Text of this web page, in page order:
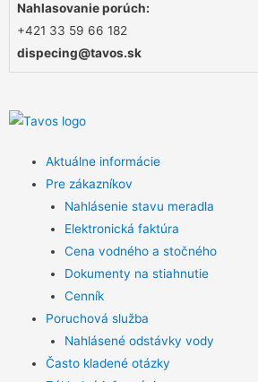
Nahlasovanie porúch:
+421 33 59 66 182
dispecing@tavos.sk
Aktuálne informácie
Pre zákazníkov
Nahlásenie stavu meradla
Elektronická faktúra
Cena vodného a stočného
Dokumenty na stiahnutie
Cenník
Poruchová služba
Nahlásené odstávky vody
Často kladené otázky